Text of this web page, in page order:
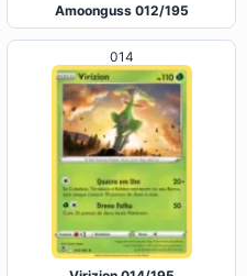
014
Virizion 014/195